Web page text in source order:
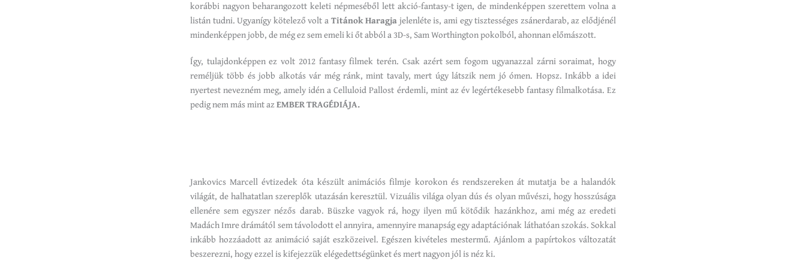
korábbi nagyon beharangozott keleti népmeséből lett akció-fantasy-t igen, de mindenképpen szerettem volna a
listán tudni. Ugyanígy kötelező volt aTitánok Haragjajelenléte is, ami egy tisztességes zsánerdarab, az elődjénél
mindenképpen jobb, de még ez sem emeli ki őt abból a 3D-s, Sam Worthington pokolból, ahonnan előmászott.
Így, tulajdonképpen ez volt 2012 fantasy filmek terén. Csak azért sem fogom ugyanazzal zárni soraimat, hogy
reméljük több és jobb alkotás vár még ránk, mint tavaly, mert úgy látszik nem jó ómen. Hopsz. Inkább a idei
nyertest nevezném meg, amely idén a Celluloid Pallost érdemli, mint az év legértékesebb fantasy filmalkotása. Ez
pedig nem más mint azEMBER TRAGÉDIÁJA.
Jankovics Marcell évtizedek óta készült animációs filmje korokon és rendszereken át mutatja be a halandók
világát, de halhatatlan szereplők utazásán keresztül. Vizuális világa olyan dús és olyan művészi, hogy hosszúsága
ellenére sem egyszer nézős darab. Büszke vagyok rá, hogy ilyen mű kötődik hazánkhoz, ami még az eredeti
Madách Imre drámától sem távolodott el annyira, amennyire manapság egy adaptációnak láthatóan szokás. Sokkal
inkább hozzáadott az animáció saját eszközeivel. Egészen kivételes mestermű. Ajánlom a papírtokos változatát
beszerezni, hogy ezzel is kifejezzük elégedettségünket és mert nagyon jól is néz ki.